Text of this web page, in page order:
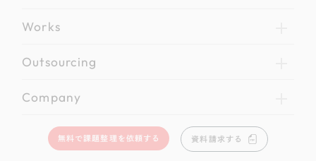
Works
Outsourcing
Company
無料で課題整理を依頼する 資料請求する